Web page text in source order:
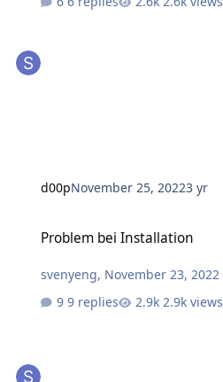
d00pNovember 25, 20223 yr
Problem bei Installation
svenyeng, November 23, 2022
9 replies
2.9k views